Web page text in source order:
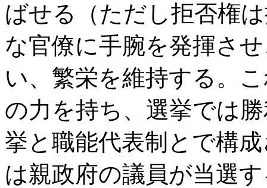
ばせる（ただし拒否権
な官僚に手腕を発揮さ
い、繁栄を維持する。
の力を持ち、選挙では
挙と職能代表制とで構
は親政府の議員が当選